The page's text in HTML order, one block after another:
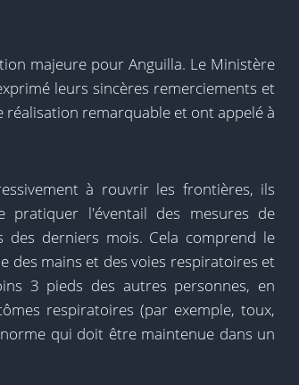
majeure pour Anguilla. Le Ministère
leurs sincères remerciements et
remarquable et ont appelé à
à rouvrir les frontières, ils
pratiquer l'éventail des mesures de
derniers mois. Cela comprend le
des mains et des voies respiratoires et
3 pieds des autres personnes, en
respiratoires (par exemple, toux,
qui doit être maintenue dans un